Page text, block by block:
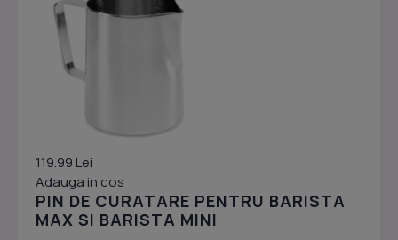
119.99 Lei
Adauga in cos
PIN DE CURATARE PENTRU BARISTA
MAX SI BARISTA MINI